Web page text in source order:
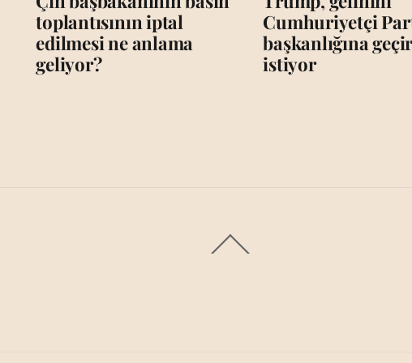
toplantısının iptal
edilmesi ne anlama
geliyor?
Cumhuriyetçi
başkanlığına
istiyor
To